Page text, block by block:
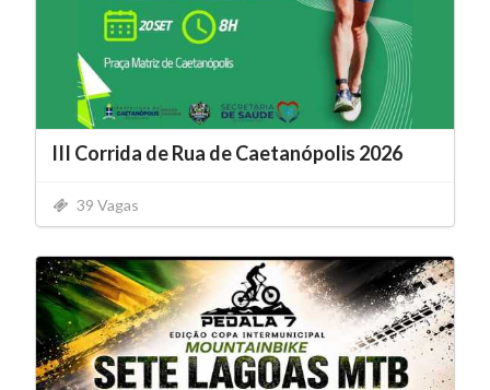
III Corrida de Rua de Caetanópolis 2026
39 Vagas